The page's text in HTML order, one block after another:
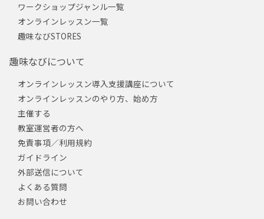
ワークショップジャンル一覧
オンラインレッスン一覧
趣味なびSTORES
趣味なびについて
オンラインレッスン導入支援講座について
オンラインレッスンのやり方、始め方
主催する
教室運営者の方へ
免責事項／利用規約
ガイドライン
外部送信について
よくある質問
お問い合わせ